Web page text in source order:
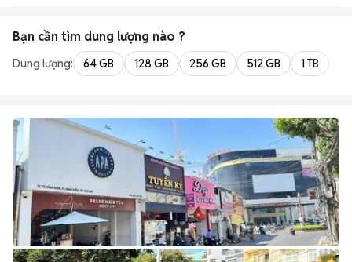
Bạn cần tìm dung lượng nào ?
Dung lượng: 64 GB 128 GB 256 GB 512 GB 1 TB